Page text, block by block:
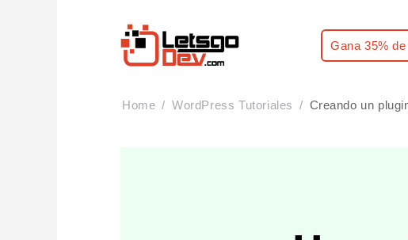
Gana 35%
Home WordPress Tutoriales Creando un